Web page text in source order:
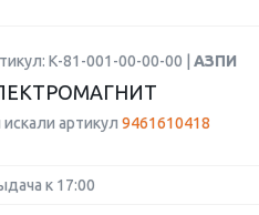
К-81-001-00-00-00 | АЗПИ
артикул 9461610418
к 17:00